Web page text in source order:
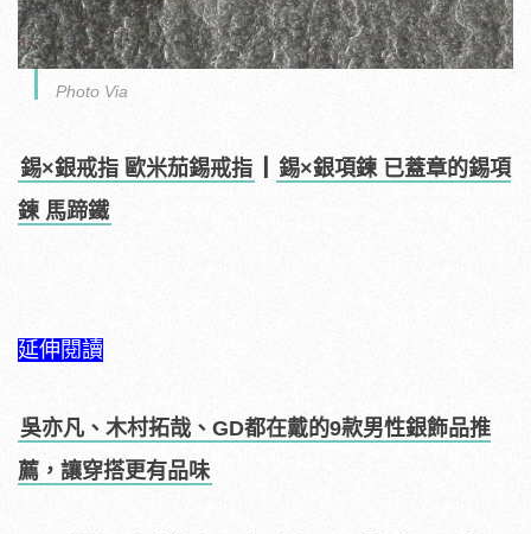
Photo Via
錫×銀戒指 歐米茄錫戒指
錫×銀項鍊 已蓋章的錫項
鍊 馬蹄鐵
延伸閱讀
吳亦凡、木村拓哉、GD都在戴的9款男性銀飾品推
薦，讓穿搭更有品味